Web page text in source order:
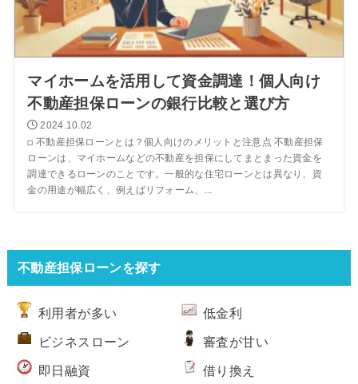
マイホームを活用して資金調達！個人向け
不動産担保ローンの銀行比較と選び方
2024.10.02
□ 不動産担保ローンとは？個人向けのメリットと注意点 不動産担保
ローンは、マイホームなどの不動産を担保にしてまとまった資金を
調達できるローンのことです。一般的な住宅ローンとは異なり、資
金の用途が幅広く、例えばリフォーム、...
不動産担保ローンを探す
利用者が多い 低金利
ビジネスローン 審査が甘い
即日融資 借り換え